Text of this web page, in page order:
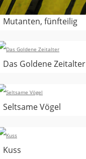
Mutanten, fünfteilig
Das Goldene Zeitalter
Seltsame Vögel
Kuss